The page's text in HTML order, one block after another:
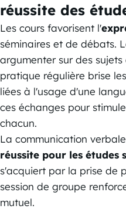
réussite des
Les cours favorisent l'
séminaires et de débats.
argumenter sur des
pratique régulière brise
liées à l'usage d'une
ces échanges pour
chacun.
La communication
réussite pour les études
s'acquiert par la prise de
session de groupe
mutuel.